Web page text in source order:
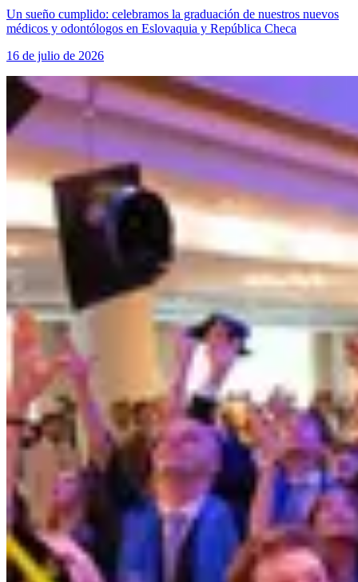
Un sueño cumplido: celebramos la graduación de nuestros nuevos
médicos y odontólogos en Eslovaquia y República Checa
16 de julio de 2026